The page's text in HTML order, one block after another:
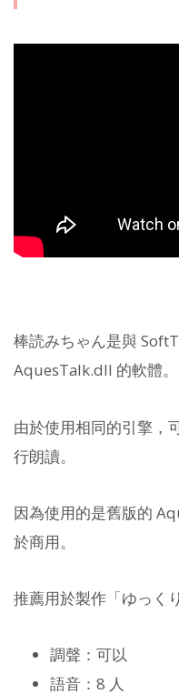
棒読みちゃん是與
AquesTalk.dll 的軟體。
由於使用相同的引擎，
行朗讀。
因為使用的是舊版的
於商用。
推薦用於製作「ゆっく
調聲：可以
語音：8 人